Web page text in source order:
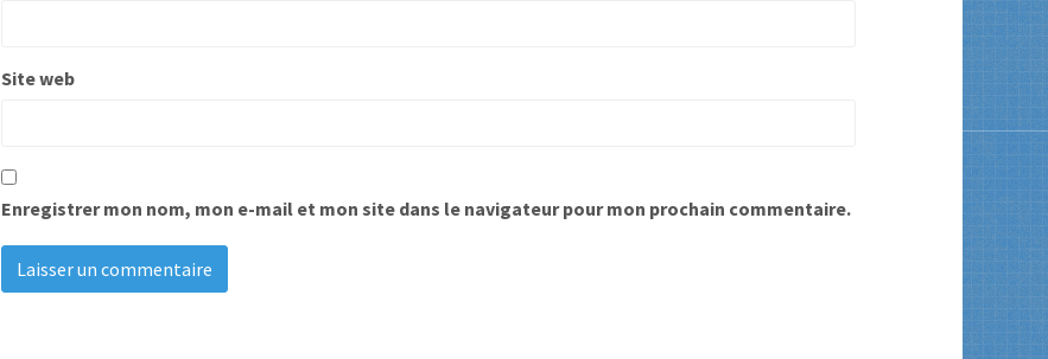
Site web
Enregistrer mon nom, mon e-mail et mon site dans le navigateur pour mon prochain commentaire.